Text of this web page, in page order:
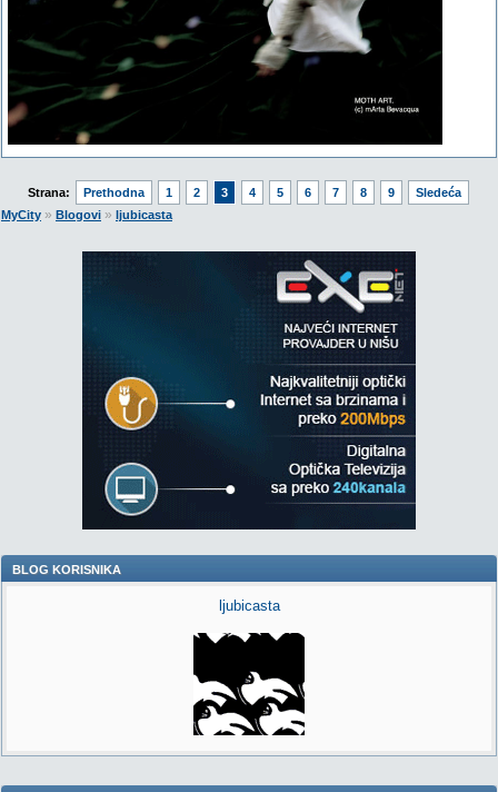
Strana: Prethodna 1 2 3 4 5 6 7 8 9
Sledeća
MyCity » Blogovi » ljubicasta
BLOG KORISNIKA
ljubicasta